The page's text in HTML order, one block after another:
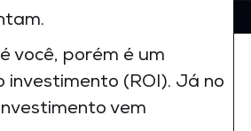
você, porém é um
(ROI). Já no
vem